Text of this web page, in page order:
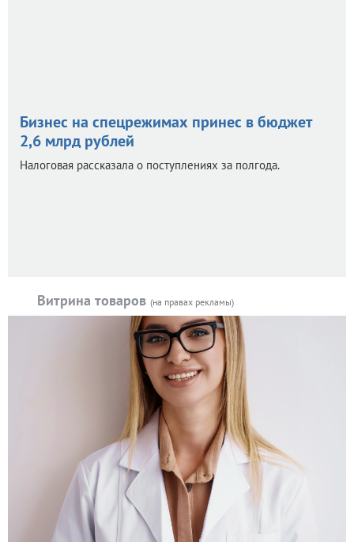
Бизнес на спецрежимах принес в бюджет
2,6 млрд рублей
Налоговая рассказала о поступлениях за полгода.
Витрина товаров (на правах рекламы)